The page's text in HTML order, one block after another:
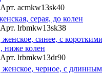
Арт. acmkw13sk40
Арт. lrbmkw13sk38
Арт. lrbmkw13dr90